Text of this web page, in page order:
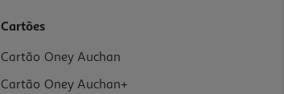
Cartões
Cartão Oney Auchan
Cartão Oney Auchan+